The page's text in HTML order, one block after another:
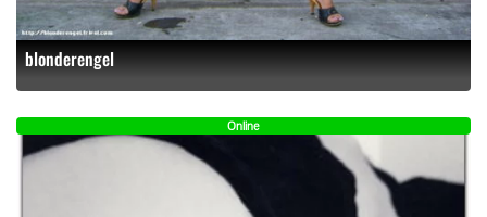
blonderengel
Online